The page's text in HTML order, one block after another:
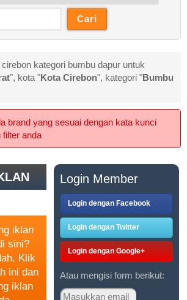
kategori bumbu dapur untuk
", kota "Kota Cirebon", kategori "Bumbu
brand yang sesuai dengan kata kunci
filter anda
iklan
sini?
Klik
ini dan
iklan
Login Member
Login dengan Facebook
Login dengan Twitter
Login dengan Google+
Atau mengisi form berikut: